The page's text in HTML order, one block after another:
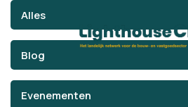
Alles
Blog
Evenementen